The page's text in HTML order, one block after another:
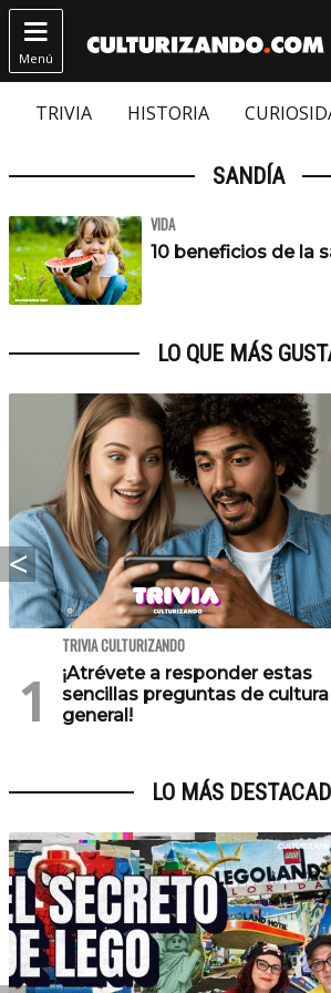

Menú
TRIVIA HISTORIA
SANDÍA
VIDA
10 beneficios de la
LO QUE MÁS
TRIVIA CULTURIZANDO
¡Atrévete a responder estas
sencillas preguntas de cultura
general!
LO MÁS